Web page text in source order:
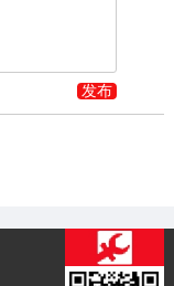
发布